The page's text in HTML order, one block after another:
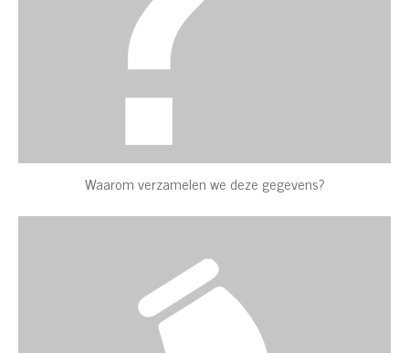
Waarom verzamelen we deze gegevens?